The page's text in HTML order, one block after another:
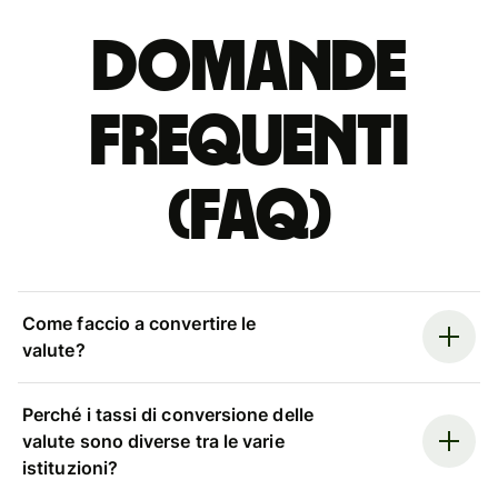
Domande
Frequenti
(FAQ)
Come faccio a convertire le
valute?
Perché i tassi di conversione delle
valute sono diverse tra le varie
istituzioni?